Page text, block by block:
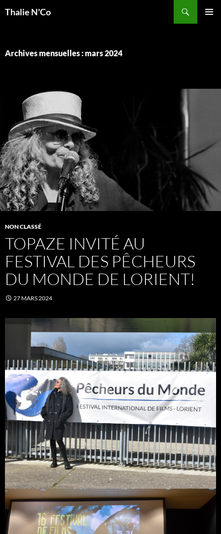
Thalie N'Co
Archives mensuelles : mars 2024
NON CLASSÉ
TOPAZE INVITÉ AU
FESTIVAL DES PÊCHEURS
DU MONDE DE LORIENT!
27 MARS 2024